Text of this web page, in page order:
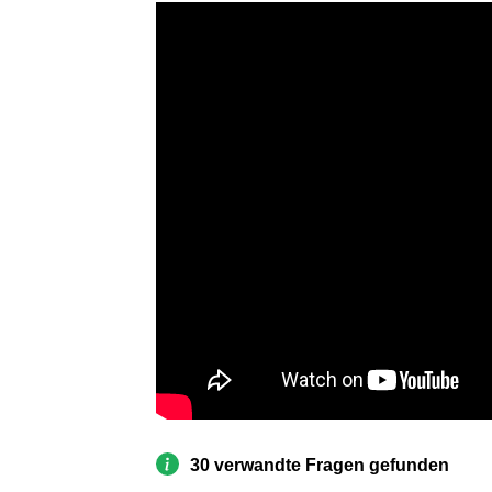
30 verwandte Fragen gefunden